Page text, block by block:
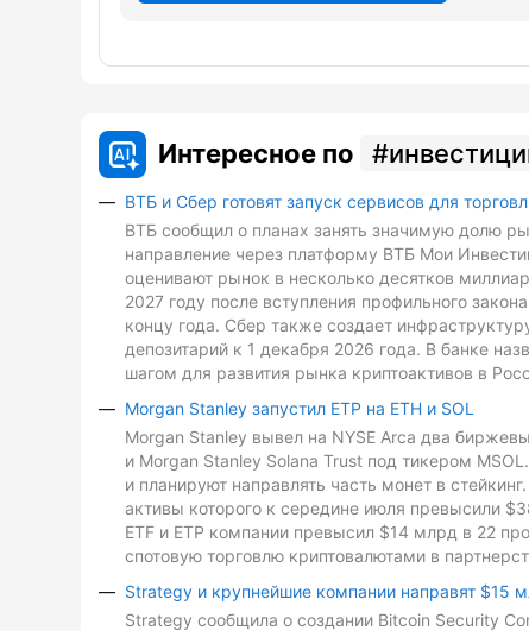
Интересное по
ВТБ и Сбер готовят запуск сервисов для
ВТБ сообщил о планах занять значимую долю
направление через платформу ВТБ Мои
оценивают рынок в несколько десятков
2027 году после вступления профильного
концу года. Сбер также создает
депозитарий к 1 декабря 2026 года. В банке
шагом для развития рынка криптоактивов в
Morgan Stanley запустил ETP на ETH и SOL
Morgan Stanley вывел на NYSE Arca два
и Morgan Stanley Solana Trust под тикером
и планируют направлять часть монет в
активы которого к середине июля превысили
ETF и ETP компании превысил $14 млрд в 22
спотовую торговлю криптовалютами в
Strategy и крупнейшие компании направят $15
Strategy сообщила о создании Bitcoin Security